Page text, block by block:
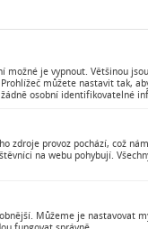
možné je vypnout. Většinou
můžete nastavit tak,
osobní identifikovatelné
zdroje provoz pochází, což
na webu pohybují.
Můžeme je nastavovat